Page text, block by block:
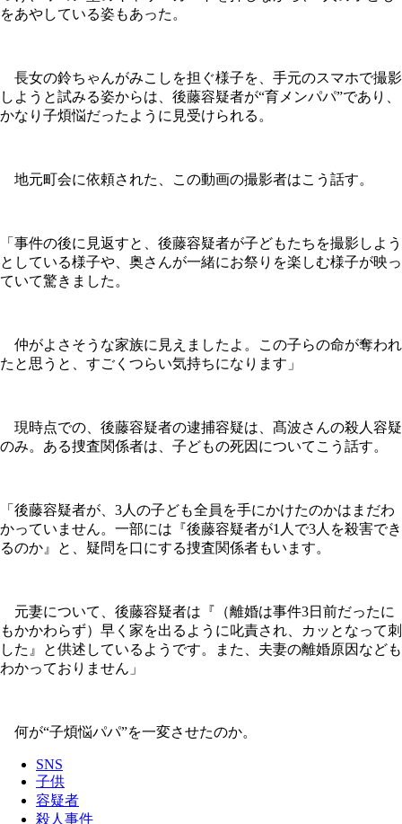
をあやしている姿もあった。
長女の鈴ちゃんがみこしを担ぐ様子を、手元のスマホで撮影
しようと試みる姿からは、後藤容疑者が“育メンパパ”であり、
かなり子煩悩だったように見受けられる。
地元町会に依頼された、この動画の撮影者はこう話す。
「事件の後に見返すと、後藤容疑者が子どもたちを撮影しよう
としている様子や、奥さんが一緒にお祭りを楽しむ様子が映っ
ていて驚きました。
仲がよさそうな家族に見えましたよ。この子らの命が奪われ
たと思うと、すごくつらい気持ちになります」
現時点での、後藤容疑者の逮捕容疑は、髙波さんの殺人容疑
のみ。ある捜査関係者は、子どもの死因についてこう話す。
「後藤容疑者が、3人の子ども全員を手にかけたのかはまだわ
かっていません。一部には『後藤容疑者が1人で3人を殺害でき
るのか』と、疑問を口にする捜査関係者もいます。
元妻について、後藤容疑者は『（離婚は事件3日前だったに
もかかわらず）早く家を出るように叱責され、カッとなって刺
した』と供述しているようです。また、夫妻の離婚原因なども
わかっておりません」
何が“子煩悩パパ”を一変させたのか。
SNS
子供
容疑者
殺人事件